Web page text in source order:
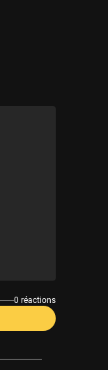
0 réactions